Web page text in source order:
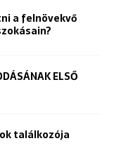
a felnövekvő
ELSŐ
találkozója